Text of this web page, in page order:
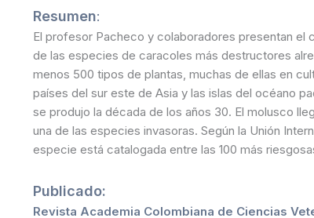
Resumen:
El profesor Pacheco y colaboradores presentan el
de las especies de caracoles más destructores
menos 500 tipos de plantas, muchas de ellas en
países del sur este de Asia y las islas del océano
se produjo la década de los años 30. El molusco
una de las especies invasoras. Según la Unión
especie está catalogada entre las 100 más
Publicado:
Revista Academia Colombiana de Ciencias